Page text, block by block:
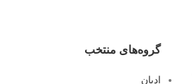
گروه‌های منتخب
ادیان